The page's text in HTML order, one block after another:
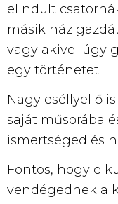
elindult
másik
vagy akivel úgy
egy történetet.
Nagy eséllyel ő
saját műsorába
ismertséged és
Fontos, hogy
vendégednek a